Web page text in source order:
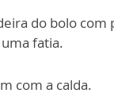
do bolo com
fatia.
com a calda.